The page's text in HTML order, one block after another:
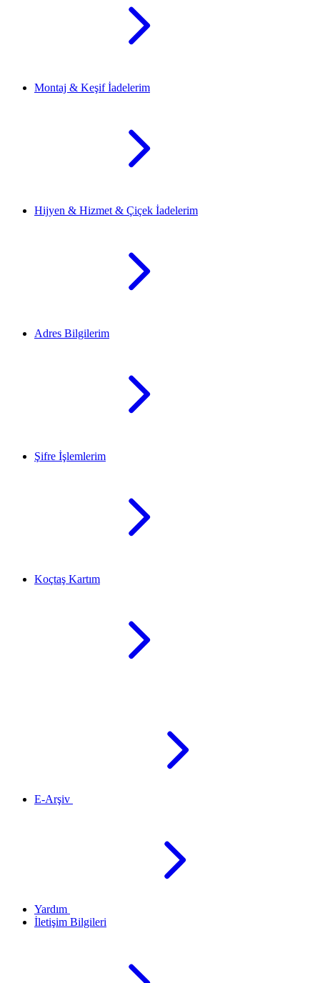
Montaj & Keşif İadelerim
Hijyen & Hizmet & Çiçek İadelerim
Adres Bilgilerim
Şifre İşlemlerim
Koçtaş Kartım
E-Arşiv
Yardım
İletişim Bilgileri